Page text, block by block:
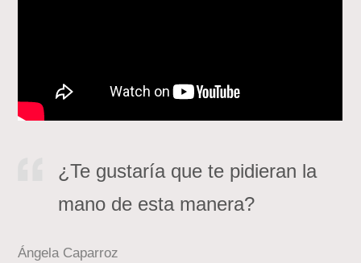
¿Te gustaría que te pidieran la
mano de esta manera?
Ángela Caparroz